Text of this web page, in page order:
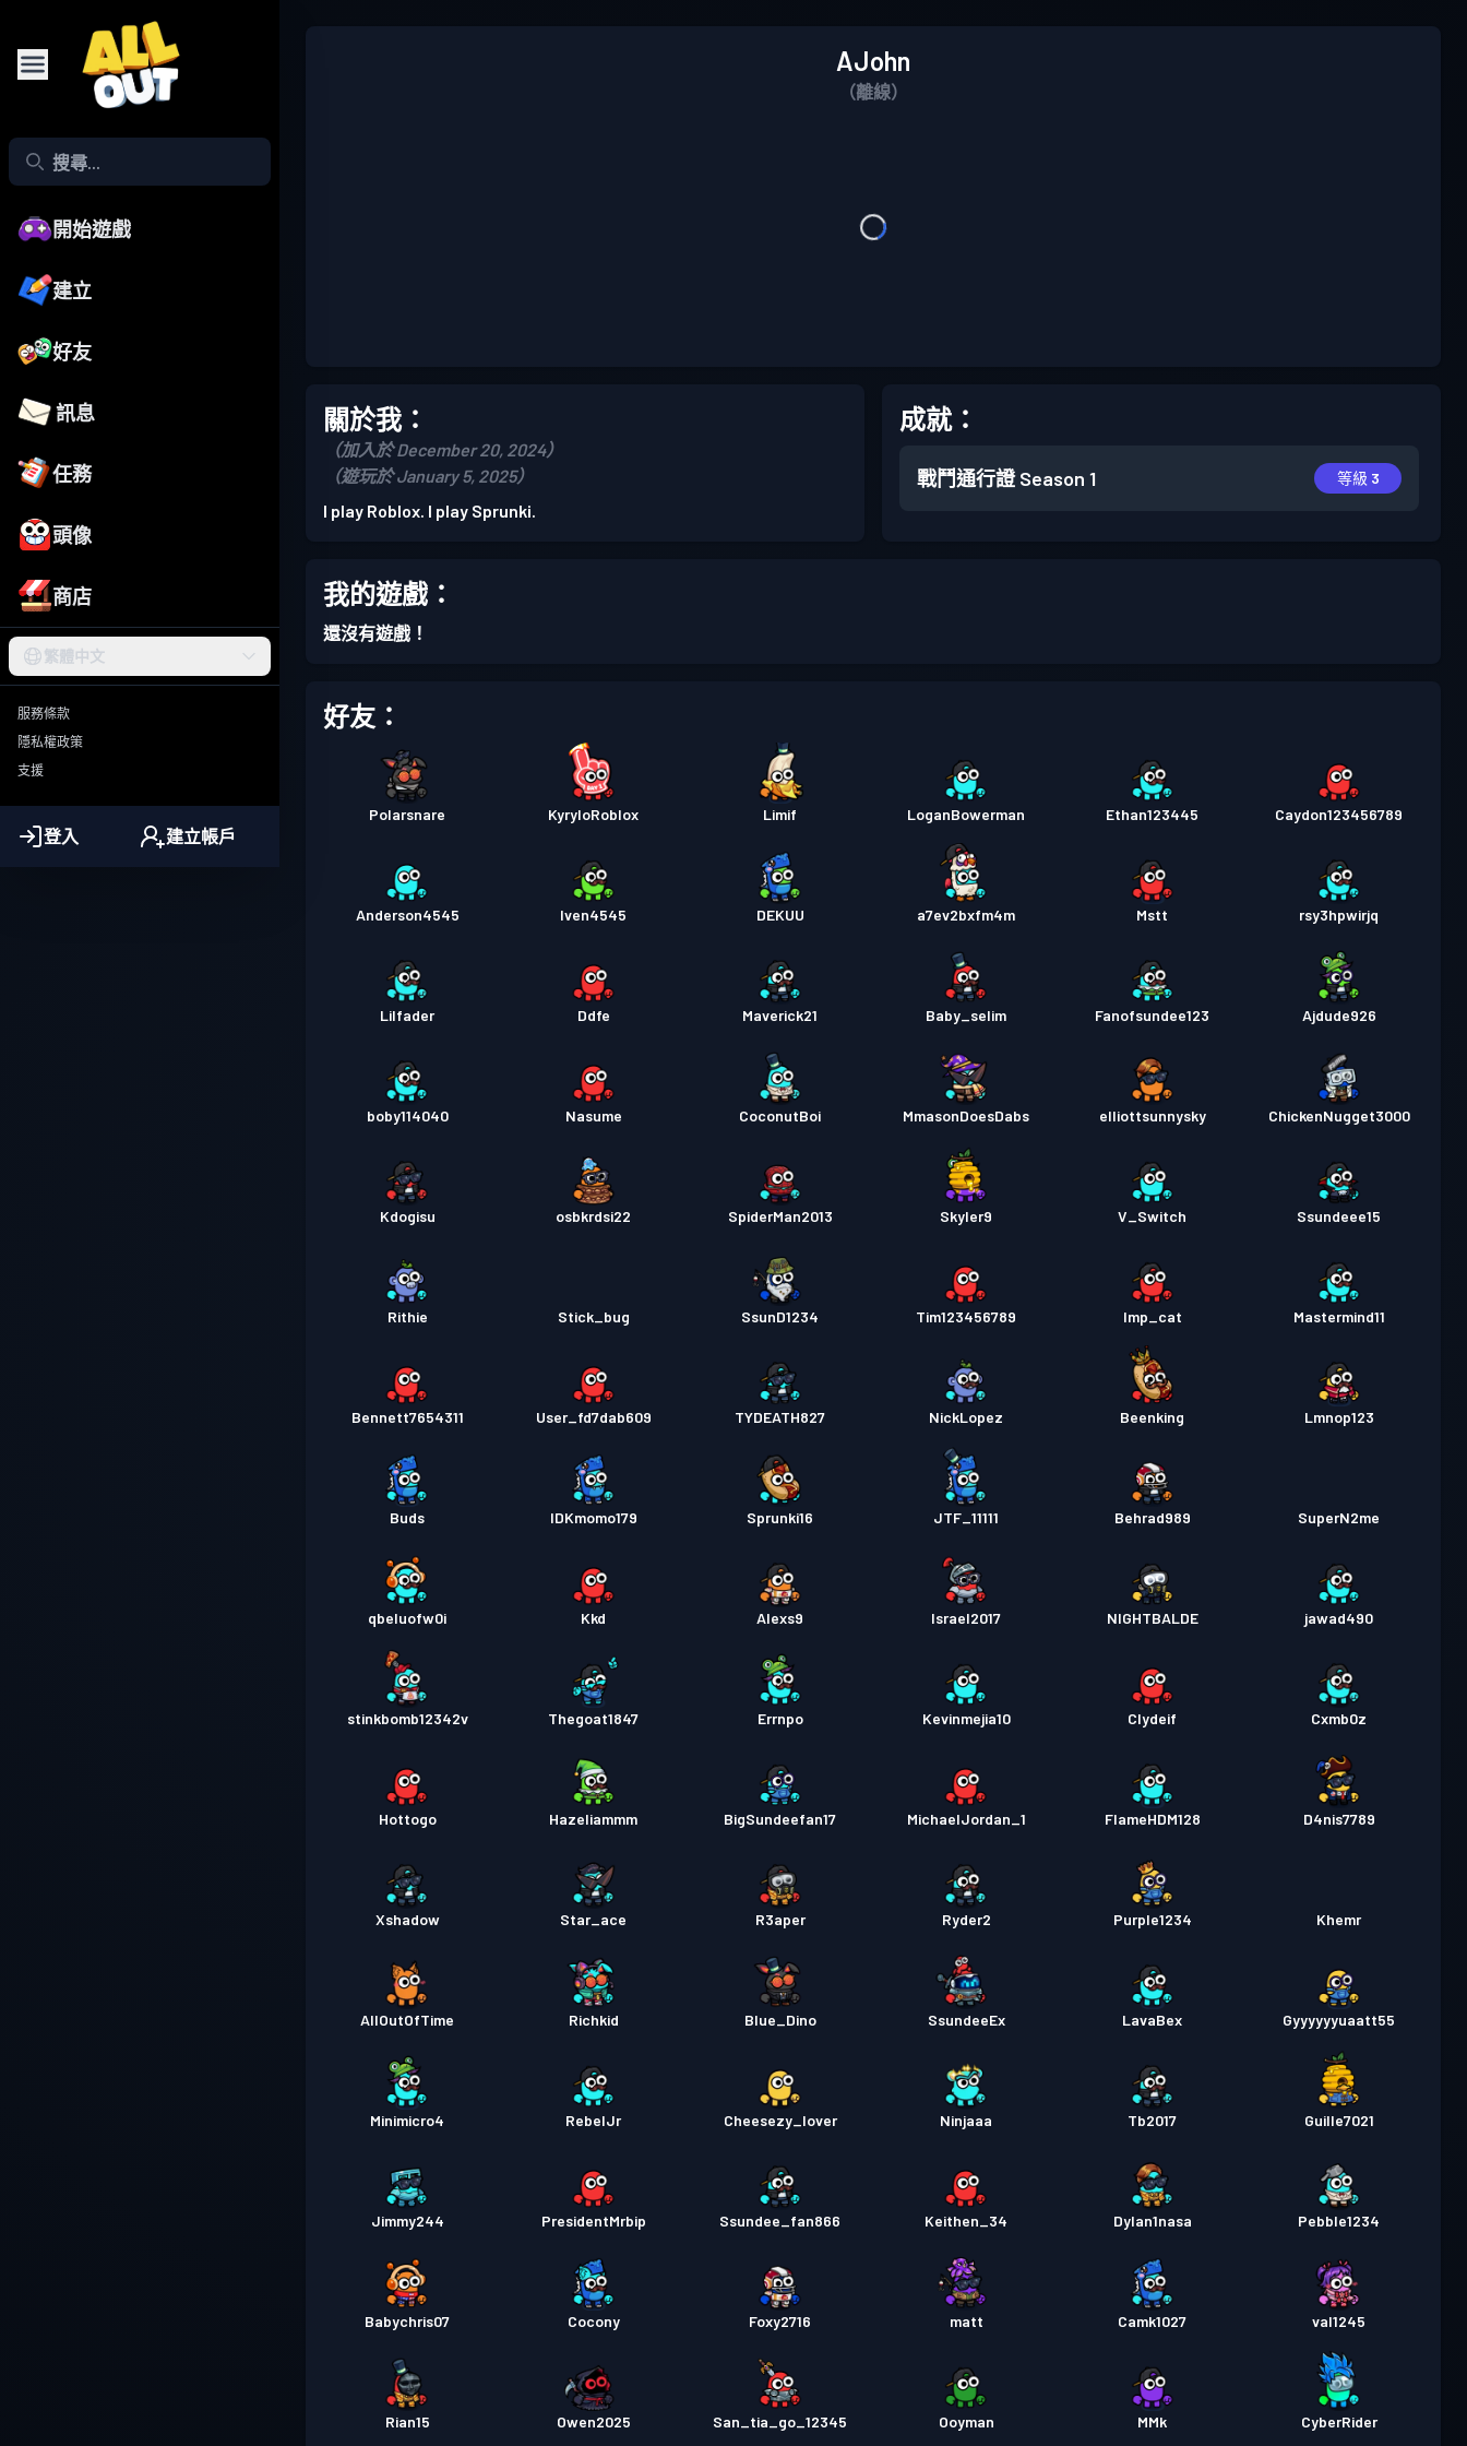
開始遊戲
建立
好友
訊息
任務
頭像
商店
繁體中文
服務條款
隱私權政策
支援
登入 建立帳戶
AJohn
（離線）
關於我：
（加入於 December 20, 2024）
（遊玩於 January 5, 2025）
I play Roblox. I play Sprunki.
成就：
戰鬥通行證 Season 1 等級 3
我的遊戲：
還沒有遊戲！
好友：
Polarsnare KyryloRoblox Limif LoganBowerman Ethan123445 Caydon123456789
Anderson4545 Iven4545 DEKUU a7ev2bxfm4m Mstt rsy3hpwirjq
Lilfader Ddfe Maverick21 Baby_selim Fanofsundee123 Ajdude926
boby114040 Nasume CoconutBoi MmasonDoesDabs elliottsunnysky ChickenNugget3000
Kdogisu osbkrdsi22 SpiderMan2013 Skyler9 V_Switch Ssundeee15
Rithie Stick_bug SsunD1234 Tim123456789 Imp_cat Mastermind11
Bennett7654311 User_fd7dab609 TYDEATH827 NickLopez Beenking Lmnop123
Buds IDKmomo179 Sprunki16 JTF_11111 Behrad989 SuperN2me
qbeluofw0i Kkd Alexs9 Israel2017 NIGHTBALDE jawad490
stinkbomb12342v Thegoat1847 Errnpo Kevinmejia10 Clydeif Cxmb0z
Hottogo Hazeliammm BigSundeefan17 MichaelJordan_1 FlameHDM128 D4nis7789
Xshadow Star_ace R3aper Ryder2 Purple1234 Khemr
AllOutOfTime Richkid Blue_Dino SsundeeEx LavaBex Gyyyyyyuaatt55
Minimicro4 RebelJr Cheesezy_lover Ninjaaa Tb2017 Guille7021
Jimmy244 PresidentMrbip Ssundee_fan866 Keithen_34 Dylan1nasa Pebble1234
Babychris07 Cocony Foxy2716 matt Camk1027 val1245
Rian15 Owen2025 San_tia_go_12345 Ooyman MMk CyberRider